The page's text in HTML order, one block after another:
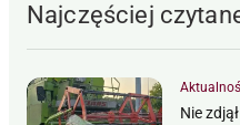
Najczęściej
Nie